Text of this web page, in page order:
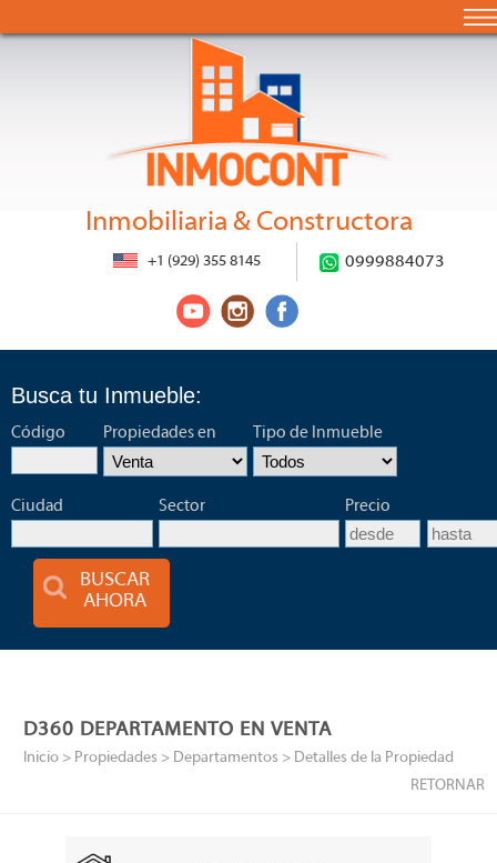
Inmobiliaria & Constructora
+1 (929) 355 8145 0999884073
Busca tu Inmueble:
Código Propiedades en Tipo de Inmueble
Ciudad Sector Precio
BUSCAR
AHORA
D360 DEPARTAMENTO EN VENTA
Inicio > Propiedades > Departamentos > Detalles de la Propiedad
RETORNAR